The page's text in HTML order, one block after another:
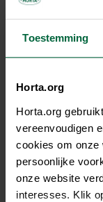
Toestemming
Horta.org
Horta.org
vereenvoudigen
cookies om onze
persoonlijke
onze website
interesses. Klik
Ontdek alle
Een variant op
een